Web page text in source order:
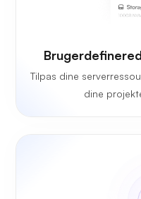
Tilpas dine
dine